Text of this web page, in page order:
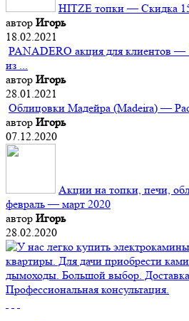
HITZE топки — Скидка
автор Игорь
18.02.2021
PANADERO акция для клиентов —
из ...
автор Игорь
28.01.2021
Облицовки Мадейра (Мadeira) —
автор Игорь
07.12.2020
Акции на топки, печи,
февраль — март 2020
автор Игорь
28.02.2020